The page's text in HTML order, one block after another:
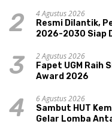
2
4 Agustus 2026
Resmi Dilantik,
2026-2030 Siap
3
2 Agustus 2026
Fapet UGM Raih
Award 2026
4
6 Agustus 2026
Sambut HUT
Gelar Lomba